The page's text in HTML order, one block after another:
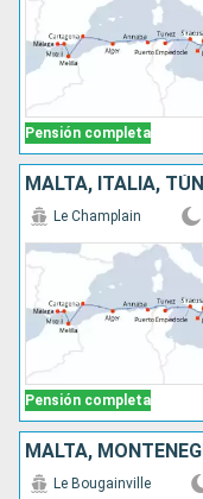
Pensión completa
Pensión completa
Le Champlain
Le Bougainville